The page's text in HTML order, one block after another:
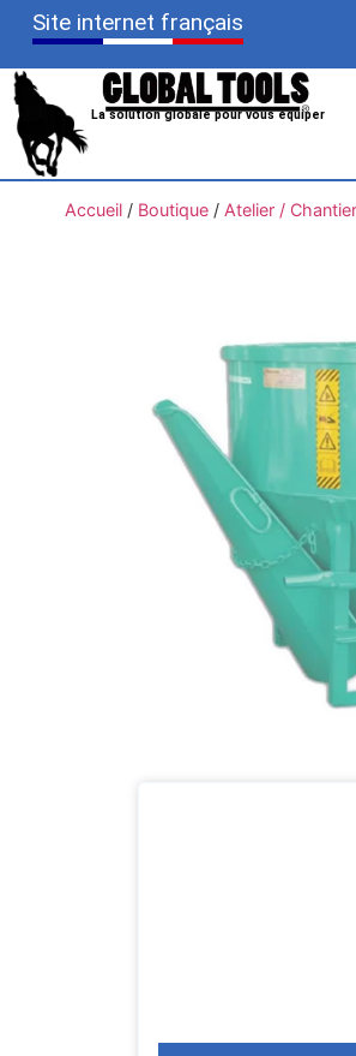
Site internet français
La solution globale pour vous équiper
Accueil/ Boutique/ Atelier /